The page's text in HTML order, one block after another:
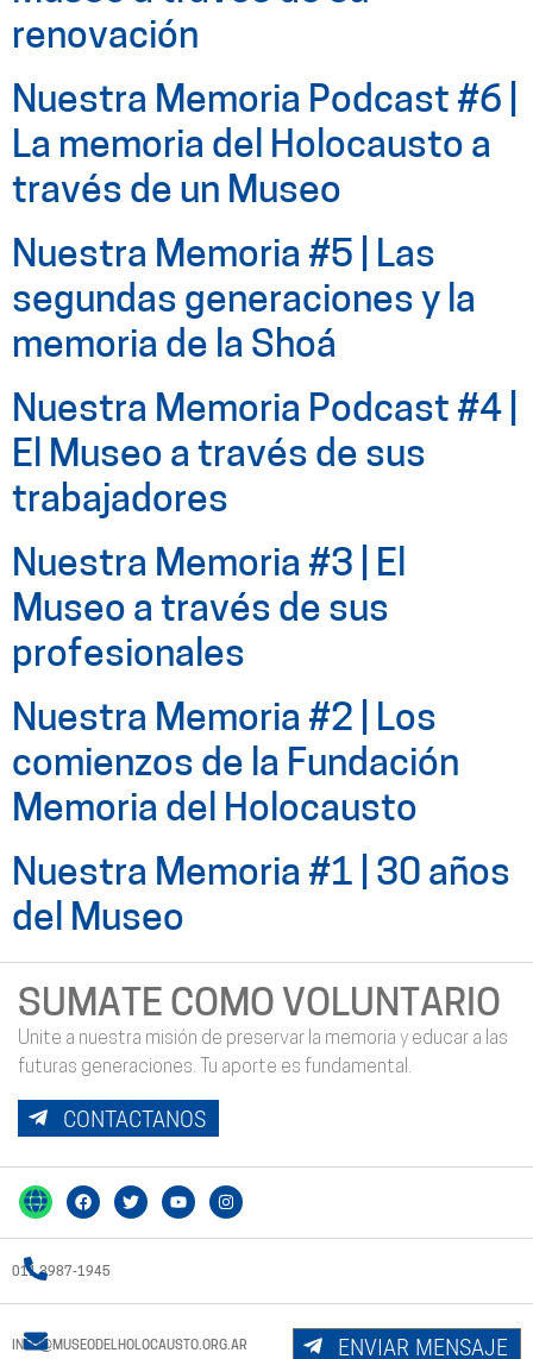
renovación
Nuestra Memoria Podcast #6 |
La memoria del Holocausto a
través de un Museo
Nuestra Memoria #5 | Las
segundas generaciones y la
memoria de la Shoá
Nuestra Memoria Podcast #4 |
El Museo a través de sus
trabajadores
Nuestra Memoria #3 | El
Museo a través de sus
profesionales
Nuestra Memoria #2 | Los
comienzos de la Fundación
Memoria del Holocausto
Nuestra Memoria #1 | 30 años
del Museo
SUMATE COMO VOLUNTARIO
Unite a nuestra misión de preservar la memoria y educar a las
futuras generaciones. Tu aporte es fundamental.
CONTACTANOS
011 3987-1945
INFO@MUSEODELHOLOCAUSTO.ORG.AR ENVIAR MENSAJE